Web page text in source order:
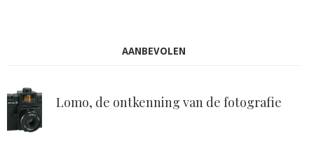
AANBEVOLEN
Lomo, de ontkenning van de fotografie